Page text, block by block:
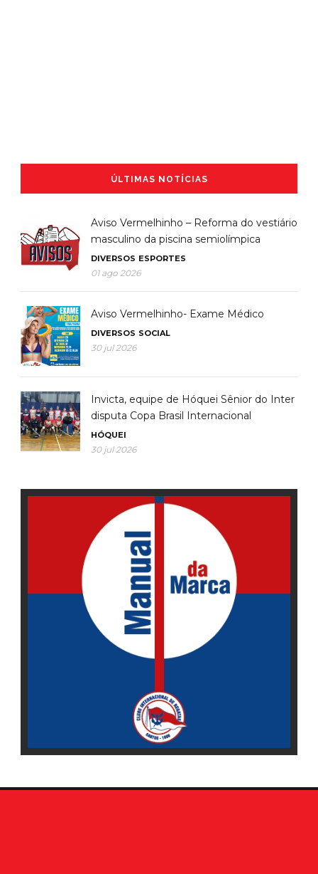
ÚLTIMAS NOTÍCIAS
Aviso Vermelhinho – Reforma do vestiário
masculino da piscina semiolímpica
DIVERSOS ESPORTES
01 ago 2026
Aviso Vermelhinho- Exame Médico
DIVERSOS SOCIAL
30 jul 2026
Invicta, equipe de Hóquei Sênior do Inter
disputa Copa Brasil Internacional
HÓQUEI
30 jul 2026